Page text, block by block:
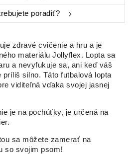
poradiť?
zdravé cvičenie a hru a je
materiálu Jollyflex. Lopta sa
a nevyfukuje sa, ani keď váš
silno. Táto futbalová lopta
viditeľná vďaka svojej jasnej
je na pochúťky, je určená na
sa môžete zamerať na
so svojim psom!